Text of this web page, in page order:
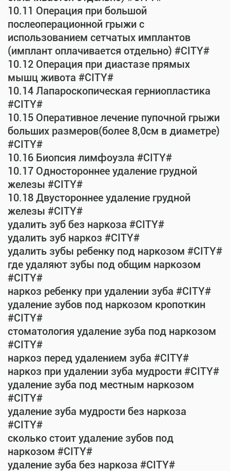
10.11 Операция при большой
послеоперационной грыжи с
использованием сетчатых имплантов
(имплант оплачивается отдельно) #CITY#
10.12 Операция при диастазе прямых
мышц живота #CITY#
10.14 Лапароскопическая герниопластика
#CITY#
10.15 Оперативное лечение пупочной грыжи
больших размеров(более 8,0см в диаметре)
#CITY#
10.16 Биопсия лимфоузла #CITY#
10.17 Одностороннее удаление грудной
железы #CITY#
10.18 Двустороннее удаление грудной
железы #CITY#
удалить зуб без наркоза #CITY#
удалить зуб наркоз #CITY#
удалить зубы ребенку под наркозом #CITY#
где удаляют зубы под общим наркозом
#CITY#
наркоз ребенку при удалении зуба #CITY#
удаление зубов под наркозом кропоткин
#CITY#
стоматология удаление зуба под наркозом
#CITY#
наркоз перед удалением зуба #CITY#
наркоз при удалении зуба мудрости #CITY#
удаление зуба под местным наркозом
#CITY#
удаление зуба мудрости без наркоза
#CITY#
сколько стоит удаление зубов под
наркозом #CITY#
удаление зуба без наркоза #CITY#